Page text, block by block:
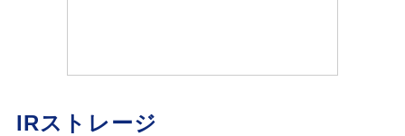
IRストレージ